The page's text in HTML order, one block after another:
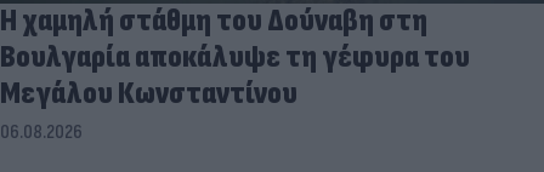
Η χαμηλή στάθμη του Δούναβη στη
Βουλγαρία αποκάλυψε τη γέφυρα του
Μεγάλου Κωνσταντίνου
06.08.2026